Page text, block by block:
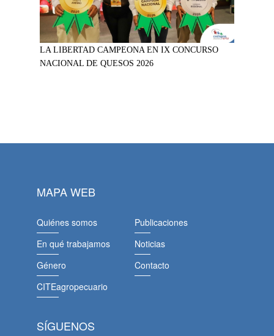
LA LIBERTAD CAMPEONA EN IX CONCURSO
NACIONAL DE QUESOS 2026
MAPA WEB
Quiénes somos
En qué trabajamos
Género
CITEagropecuario
Publicaciones
Noticias
Contacto
SÍGUENOS